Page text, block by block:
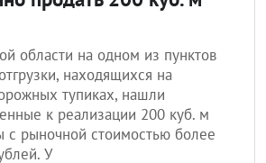
области на одном из пунктов
находящихся на
тупиках, нашли
к реализации 200 куб. м
с рыночной стоимостью более
У